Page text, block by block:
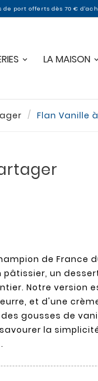
70 € d'achat
LA MAISON
Flan Vanille
de France
pâtissier, un
Notre version
et d'une
gousses de
la